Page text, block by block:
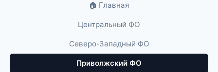
🏠 Главная
Центральный ФО
Северо-Западный ФО
Приволжский ФО